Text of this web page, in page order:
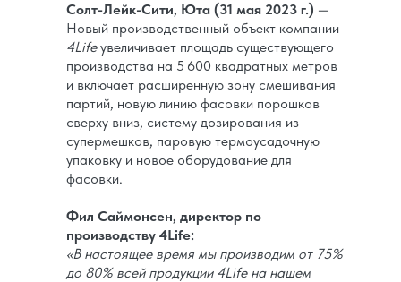
Солт-Лейк-Сити, Юта (31 мая 2023 г.) —
Новый производственный объект компании
4Lifeувеличивает площадь существующего
производства на 5 600 квадратных метров
и включает расширенную зону смешивания
партий, новую линию фасовки порошков
сверху вниз, систему дозирования из
супермешков, паровую термоусадочную
упаковку и новое оборудование для
фасовки.
Фил Саймонсен, директор по
производству 4Life:
«В настоящее время мы производим от 75%
до 80% всей продукции 4Life на нашем